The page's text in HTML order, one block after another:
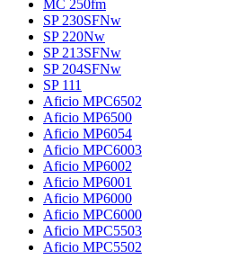
MC 250fm
SP 230SFNw
SP 220Nw
SP 213SFNw
SP 204SFNw
SP 111
Aficio MPC6502
Aficio MP6500
Aficio MP6054
Aficio MPC6003
Aficio MP6002
Aficio MP6001
Aficio MP6000
Aficio MPC6000
Aficio MPC5503
Aficio MPC5502